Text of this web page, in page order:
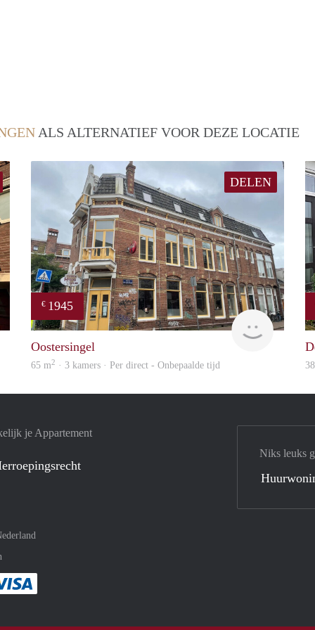
ALS ALTERNATIEF VOOR DEZE LOCATIE
GrunoVerhuur
DELEN
€ 1945
Oostersingel
65 m2 · 3 kamers · Per direct - Onbepaalde tijd
je Appartement
Paypalaf met Mastercard
gemakkelijk af met Meastro
Niks leuks